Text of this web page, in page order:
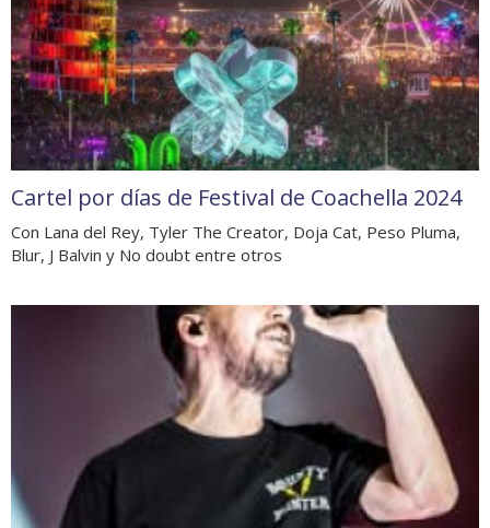
Cartel por días de Festival de Coachella 2024
Con Lana del Rey, Tyler The Creator, Doja Cat, Peso Pluma,
Blur, J Balvin y No doubt entre otros